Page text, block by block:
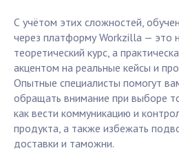
С учётом этих сложностей,
через платформу Workzilla — это
теоретический курс, а
акцентом на реальные кейсы и
Опытные специалисты помогут
обращать внимание при выборе
как вести коммуникацию и
продукта, а также избежать
доставки и таможни.